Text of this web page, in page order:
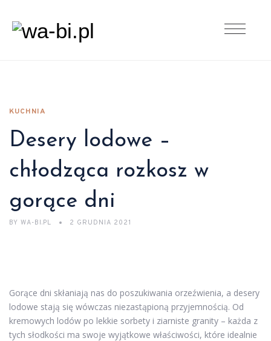
KUCHNIA
Desery lodowe –
chłodząca rozkosz w
gorące dni
BY WA-BI.PL 2 GRUDNIA 2021
Gorące dni skłaniają nas do poszukiwania orzeźwienia, a desery
lodowe stają się wówczas niezastąpioną przyjemnością. Od
kremowych lodów po lekkie sorbety i ziarniste granity – każda z
tych słodkości ma swoje wyjątkowe właściwości, które idealnie